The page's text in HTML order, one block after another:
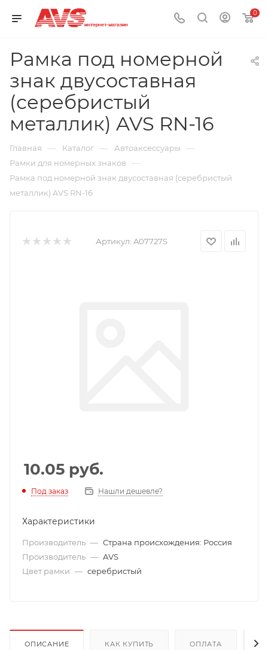
0
Рамка под номерной
знак двусоставная
(серебристый
металлик) AVS RN-16
Главная — Каталог — Автоаксессуары —
Рамки для номерных знаков —
Рамка под номерной знак двусоставная (серебристый
металлик) AVS RN-16
Артикул: A07727S
10.05 руб.
Под заказ Нашли дешевле?
Характеристики
Производитель — Страна происхождения: Россия
Производитель — AVS
Цвет рамки — серебристый
ОПИСАНИЕ КАК КУПИТЬ ОПЛАТА